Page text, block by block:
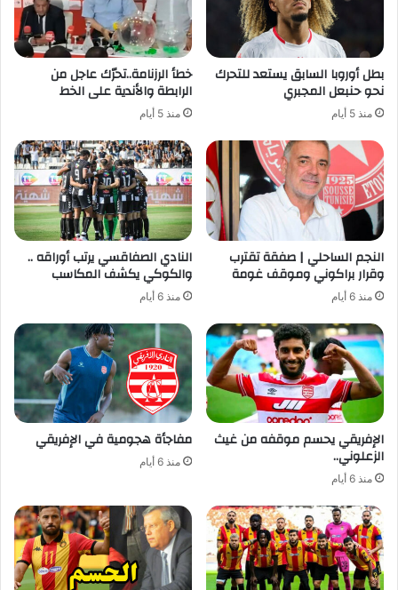
بطل أوروبا السابق يستعد للتحرك
نحو حنبعل المجبري
منذ 5 أيام
خطأ الرزنامة..تحرّك عاجل من
الرابطة والأندية على الخط
منذ 5 أيام
النجم الساحلي | صفقة تقترب
وقرار براكوني وموقف غومة
منذ 6 أيام
النادي الصفاقسي يرتب أوراقه ..
والكوكي يكشف المكاسب
منذ 6 أيام
الإفريقي يحسم موقفه من غيث
الزعلوني..
منذ 6 أيام
مفاجأة هجومية في الإفريقي
منذ 6 أيام